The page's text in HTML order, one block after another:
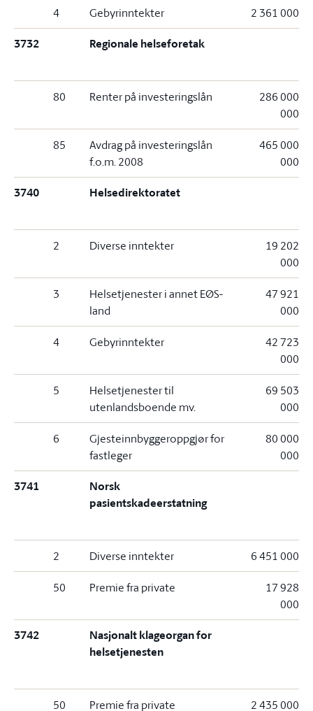
4 Gebyrinntekter 2 361 000
3732 Regionale helseforetak
80 Renter på investeringslån
286 000
000
85
Avdrag på investeringslån
f.o.m. 2008
465 000
000
3740 Helsedirektoratet
2 Diverse inntekter
19 202
000
3
Helsetjenester i annet EØS-
land
47 921
000
4 Gebyrinntekter
42 723
000
5
Helsetjenester til
utenlandsboende mv.
69 503
000
6
Gjesteinnbyggeroppgjør for
fastleger
80 000
000
3741
Norsk
pasientskadeerstatning
2 Diverse inntekter 6 451 000
50 Premie fra private
17 928
000
3742
Nasjonalt klageorgan for
helsetjenesten
50 Premie fra private 2 435 000